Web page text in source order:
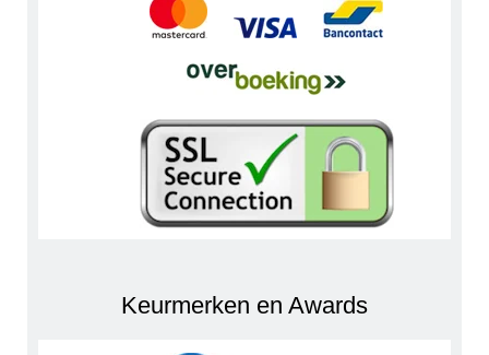
Keurmerken en Awards